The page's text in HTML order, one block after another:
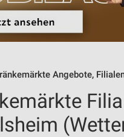
Angebote,